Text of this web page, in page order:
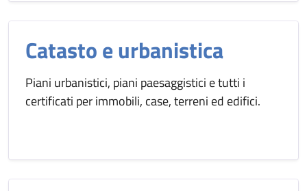
Catasto e urbanistica
Piani urbanistici, piani paesaggistici e tutti i
certificati per immobili, case, terreni ed edifici.